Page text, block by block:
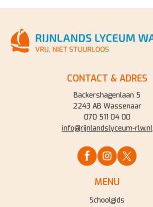
CONTACT & ADRES
Backershagenlaan 5
2243 AB Wassenaar
070 511 04 00
info@rijnlandslyceum-rlw.nl
MENU
Schoolgids